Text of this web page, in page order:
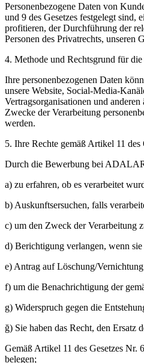
Personenbezogene Daten von
und 9 des Gesetzes festgelegt
profitieren, der Durchführung der
Personen des Privatrechts, unseren
4. Methode und Rechtsgrund für
Ihre personenbezogenen Daten
unsere Website, Social-Media-
Vertragsorganisationen und
Zwecke der Verarbeitung
werden.
5. Ihre Rechte gemäß Artikel 11
Durch die Bewerbung bei
a) zu erfahren, ob es verarbeitet
b) Auskunftsersuchen, falls
c) um den Zweck der Verarbeitung
d) Berichtigung verlangen, wenn
e) Antrag auf Löschung/
f) um die Benachrichtigung der
g) Widerspruch gegen die
ğ) Sie haben das Recht, den Ersatz
Gemäß Artikel 11 des Gesetzes Nr.
belegen;